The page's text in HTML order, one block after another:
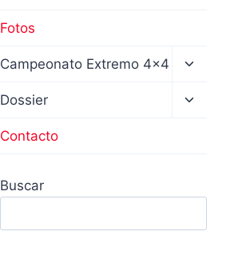
Fotos
Campeonato Extremo 4×4
hijo
Dossier
Contacto
Buscar